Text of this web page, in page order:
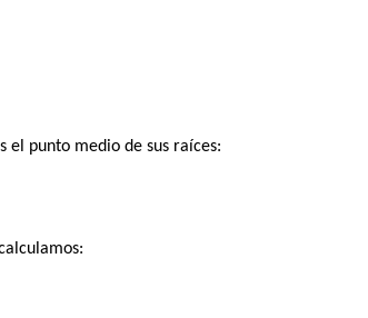
el punto medio de sus raíces: